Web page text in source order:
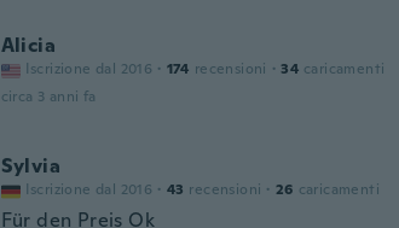
Alicia
Iscrizione dal 2016 · 174 recensioni · 34 caricamenti
circa 3 anni fa
Sylvia
Iscrizione dal 2016 · 43 recensioni · 26 caricamenti
Für den Preis Ok